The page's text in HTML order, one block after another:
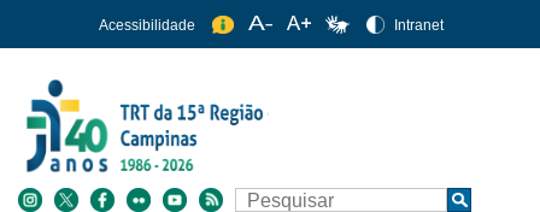
para
conteúdo
principal
Acessibilidade Intranet
Buscar Search